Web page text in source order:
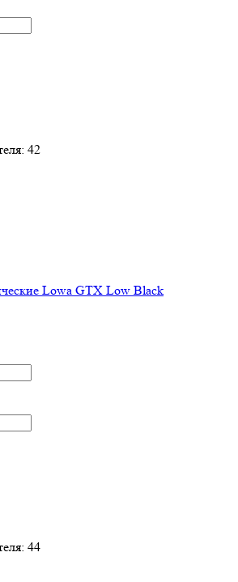
42
Lowa GTX Low Black
44